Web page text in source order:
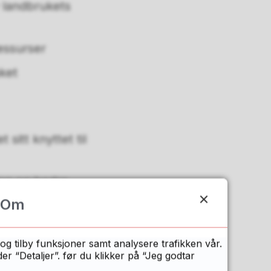
sitt knyttet til
og bedre
(lokalmat,
Om
tilby funksjoner samt analysere trafikken vår.
“Detaljer”. før du klikker på “Jeg godtar